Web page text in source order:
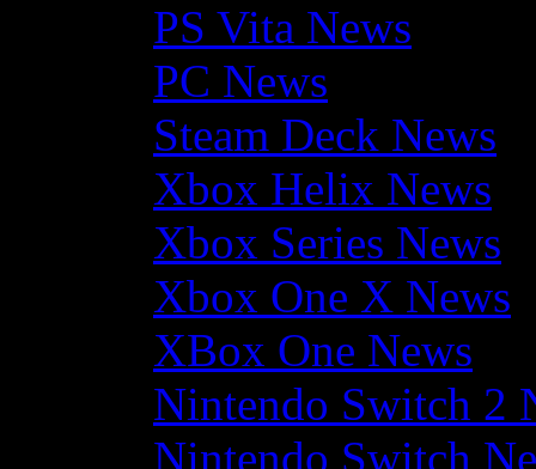
PS Vita News
PC News
Steam Deck News
Xbox Helix News
Xbox Series News
Xbox One X News
XBox One News
Nintendo Switch 2
Nintendo Switch